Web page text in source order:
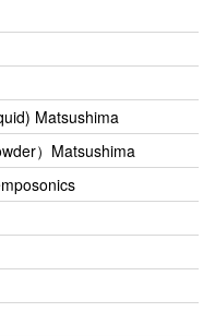
Matsushima
）Matsushima